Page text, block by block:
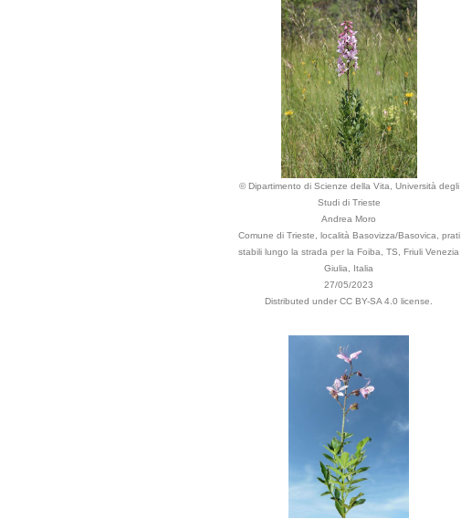
© Dipartimento di Scienze della Vita, Università degli
Studi di Trieste
Andrea Moro
Comune di Trieste, località Basovizza/Basovica, prati
stabili lungo la strada per la Foiba, TS, Friuli Venezia
Giulia, Italia
27/05/2023
Distributed under CC BY-SA 4.0 license.